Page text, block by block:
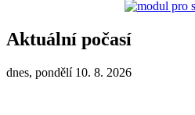
Aktuální počasí
dnes, pondělí 10. 8. 2026